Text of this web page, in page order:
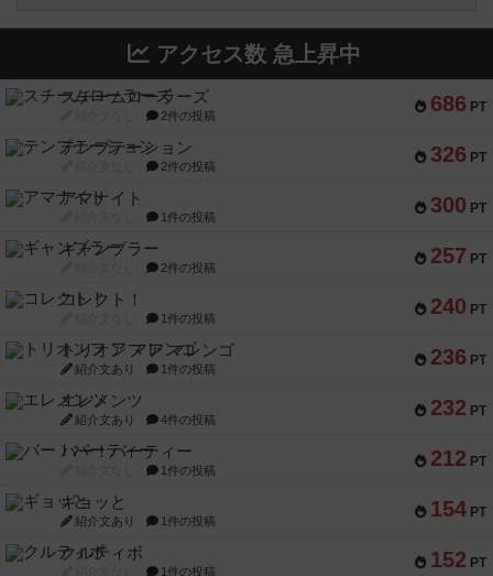
アクセス数 急上昇中
686 PT
スチームローラーズ
2件の投稿
326 PT
テンプテーション
2件の投稿
300 PT
アマナイト
1件の投稿
257 PT
ギャンブラー
2件の投稿
240 PT
コレクト！
1件の投稿
236 PT
トリオンフ ア マレンゴ
紹介文あり 1件の投稿
232 PT
エレメンツ
紹介文あり 4件の投稿
212 PT
バー！パーティー
1件の投稿
154 PT
ギョッと
紹介文あり 1件の投稿
152 PT
クルティボ
1件の投稿